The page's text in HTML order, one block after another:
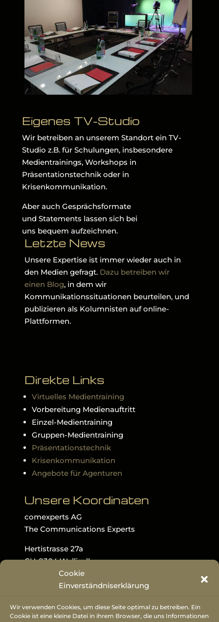
Cookie
Einverständniserklärung
Wir verwenden Cookies, um diese Seite optimal zu betreiben. Ein
Cookie ist eine kleine Datei in ihrem Browser, die uns Informationen
Eigenes TV-Studio
Wir betreiben an unserem Standort ein TV-
Studio z.B. für Schulungen, insbesondere
Medientrainings, Workshops in
Präsentationstechnik oder in
Krisenkommunikation.
Aber auch Gesprächsformate
und Statements lassen sich bei
uns bequem aufzeichnen.
Letzte News
Unsere Expertise ist immer wieder auch in
den Medien gefragt. Dazu betreiben wir
einen Blog, in dem wir
Kommunikationssituationen beurteilen, und
publizieren als Kolumnisten auf online-
Plattformen.
Direkte Links
Virtuelles Medientraining
Vorbereitung Medienauftritt
Einzel-Medientraining
Gruppen-Medientraining
Präsentationstechnik
Krisenkommunikation
Angebote für Agenturen
Unsere Koordinaten
comexperts AG
The Communications Experts
Hertistrasse 27a
CH-8304 Wallisellen
T: +41 79 795 70 75
urls: